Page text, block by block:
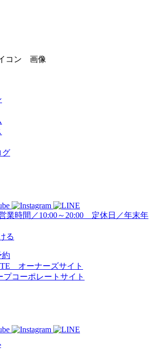
グ
業時間／10:00～20:00 定休日／年末年
る
約
オーナーズサイト
プコーポレートサイト